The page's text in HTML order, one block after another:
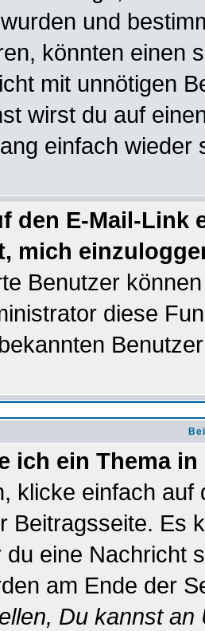
und
könnten einen
mit unnötigen
wirst du auf
einfach wieder
den E-Mail-Link
mich
Benutzer
diese
ich ein Thema
klicke einfach
Beitragsseite. Es
du eine Nachricht
am Ende der
Du kannst